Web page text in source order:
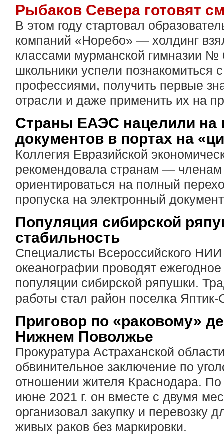
Рыбаков Севера готовят
В этом году стартовал
компаний «Норебо» — холдинг
классами мурманской гимназии №
школьники успели познакомиться
профессиями, получить первые
отрасли и даже применить их на
Страны ЕАЭС нацелили на
документов в портах на
Коллегия Евразийской
рекомендовала странам —
ориентироваться на полный
пропуска на электронный
Популяция сибирской
стабильность
Специалисты Всероссийского НИИ
океанографии проводят
популяции сибирской ряпушки.
работы стал район поселка
Приговор по «раковому»
Нижнем Поволжье
Прокуратура Астраханской
обвинительное заключение по
отношении жителя Краснодара. По
июне 2021 г. он вместе с двумя
организовал закупку и перевозку
живых раков без маркировки.